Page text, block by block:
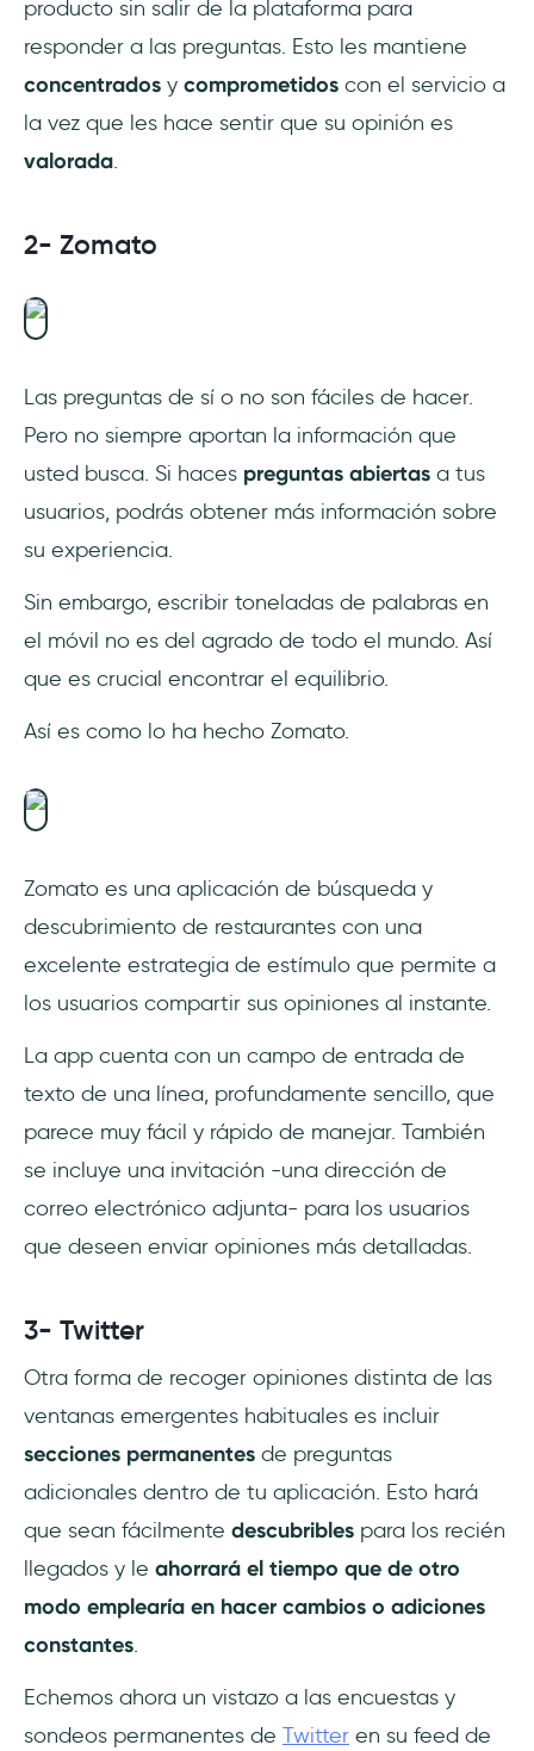
producto sin salir de la plataforma para
responder a las preguntas. Esto les mantiene
concentrados y comprometidos con el servicio a
la vez que les hace sentir que su opinión es
valorada.
2- Zomato
Las preguntas de sí o no son fáciles de hacer.
Pero no siempre aportan la información que
usted busca. Si haces preguntas abiertas a tus
usuarios, podrás obtener más información sobre
su experiencia.
Sin embargo, escribir toneladas de palabras en
el móvil no es del agrado de todo el mundo. Así
que es crucial encontrar el equilibrio.
Así es como lo ha hecho Zomato.
Zomato es una aplicación de búsqueda y
descubrimiento de restaurantes con una
excelente estrategia de estímulo que permite a
los usuarios compartir sus opiniones al instante.
La app cuenta con un campo de entrada de
texto de una línea, profundamente sencillo, que
parece muy fácil y rápido de manejar. También
se incluye una invitación -una dirección de
correo electrónico adjunta- para los usuarios
que deseen enviar opiniones más detalladas.
3- Twitter
Otra forma de recoger opiniones distinta de las
ventanas emergentes habituales es incluir
secciones permanentes de preguntas
adicionales dentro de tu aplicación. Esto hará
que sean fácilmente descubribles para los recién
llegados y le ahorrará el tiempo que de otro
modo emplearía en hacer cambios o adiciones
constantes.
Echemos ahora un vistazo a las encuestas y
sondeos permanentes de Twitter en su feed de